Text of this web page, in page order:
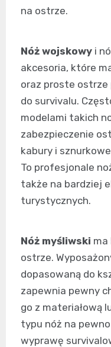
na ostrze.
Nóż wojskowy i
akcesoria, które
oraz proste ostrze
do survivalu.
modelami takich
zabezpieczenie
kabury i
To profesjonale
także na bardziej
turystycznych.
Nóż myśliwski ma
ostrze.
dopasowaną do
zapewnia pewny
go z materiałową
typu nóż na
wyprawę